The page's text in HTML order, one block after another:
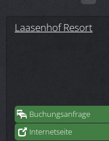
Laasenhof Resort
Buchungsanfrage
Internetseite